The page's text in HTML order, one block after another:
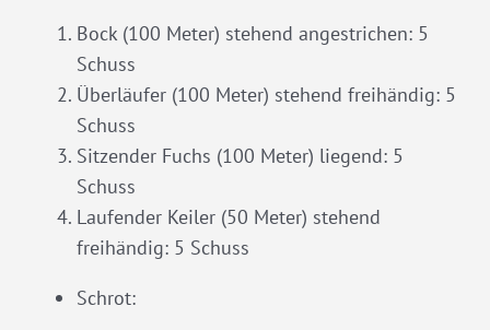
Bock (100 Meter) stehend angestrichen: 5
Schuss
Überläufer (100 Meter) stehend freihändig: 5
Schuss
Sitzender Fuchs (100 Meter) liegend: 5
Schuss
Laufender Keiler (50 Meter) stehend
freihändig: 5 Schuss
Schrot: